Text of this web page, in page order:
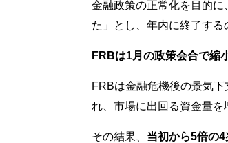
金融政策の正常化を目的
た」とし、年内に終了する
FRBは1月の政策会合で縮
FRBは金融危機後の景気
れ、市場に出回る資金量を
その結果、 当初から5倍の